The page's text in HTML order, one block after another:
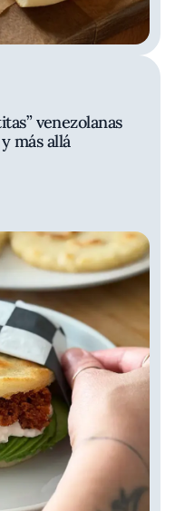
venezolanas
más allá